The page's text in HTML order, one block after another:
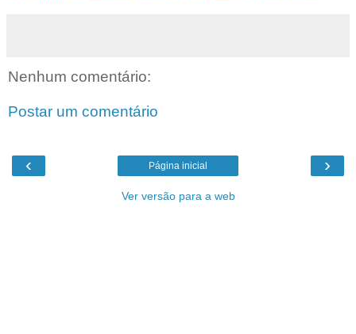
Nenhum comentário:
Postar um comentário
‹ ›
Página inicial
Ver versão para a web